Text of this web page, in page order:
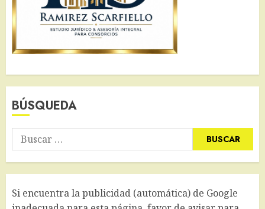
BÚSQUEDA
Buscar:
Si encuentra la publicidad (automática) de Google